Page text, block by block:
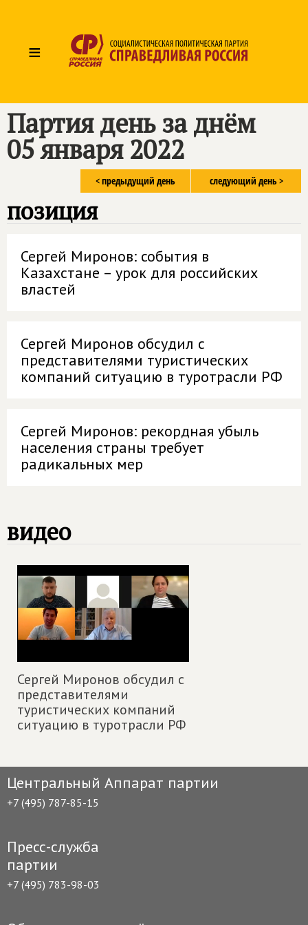
≡
Партия день за днём
05 января 2022
следующий день >
< предыдущий день
позиция
Сергей Миронов: события в
Казахстане – урок для российских
властей
Сергей Миронов обсудил с
представителями туристических
компаний ситуацию в туротрасли РФ
Сергей Миронов: рекордная убыль
населения страны требует
радикальных мер
видео
Сергей Миронов обсудил с
представителями
туристических компаний
ситуацию в туротрасли РФ
Центральный Аппарат партии
+7 (495) 787-85-15
Пресс-служба
партии
+7 (495) 783-98-03